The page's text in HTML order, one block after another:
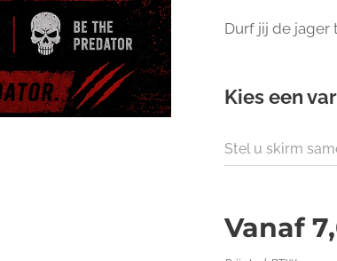
Durf jij de jager
Kies een
Stel u skirm
Vanaf